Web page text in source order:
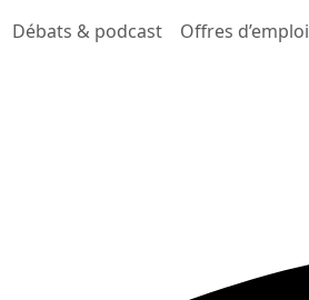
Débats & podcast Offres d’emploi